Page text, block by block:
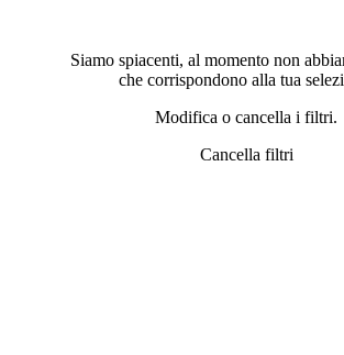
Siamo spiacenti, al momento non
che corrispondono alla tua
Modifica o cancella i filtri.
Cancella filtri